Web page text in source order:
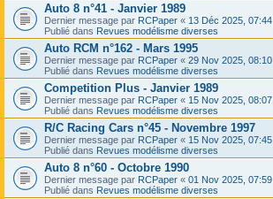
Auto 8 n°41 - Janvier 1989
Dernier message par RCPaper « 13 Déc 2025, 07:44
Publié dans Revues modélisme diverses
Auto RCM n°162 - Mars 1995
Dernier message par RCPaper « 29 Nov 2025, 08:10
Publié dans Revues modélisme diverses
Competition Plus - Janvier 1989
Dernier message par RCPaper « 15 Nov 2025, 08:07
Publié dans Revues modélisme diverses
R/C Racing Cars n°45 - Novembre 1997
Dernier message par RCPaper « 15 Nov 2025, 07:45
Publié dans Revues modélisme diverses
Auto 8 n°60 - Octobre 1990
Dernier message par RCPaper « 01 Nov 2025, 07:59
Publié dans Revues modélisme diverses